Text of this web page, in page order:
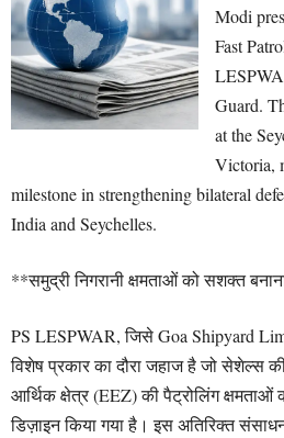
Modi
Fast
Guard.
at the
Victoria,
milestone in strengthening bilateral
India and Seychelles.
**समुद्री निगरानी क्षमताओं को सशक्त
PS LESPWAR, जिसे Goa Shipyard
विशेष प्रकार का दौरा जहाज है जो सेशेल्स
आर्थिक क्षेत्र (EEZ) की पैट्रोलिंग
डिज़ाइन किया गया है। इस अतिरिक्त